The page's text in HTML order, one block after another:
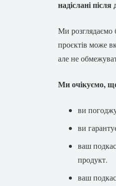
надіслані
Ми розглядаємо
проєктів може
але не
Ми очікуємо,
ви
ви
ваш
продукт.
ваш